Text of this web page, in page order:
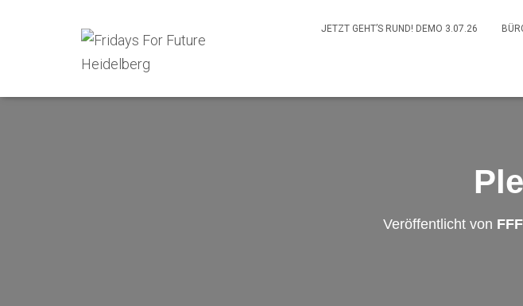
JETZT GEHT’S RUND! DEMO 3.07.26
Veröffentlicht von